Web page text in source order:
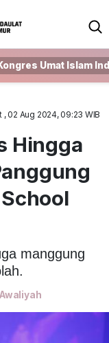
Umat Islam
, 02 Aug 2024, 09:23 WIB
Hingga
manggung